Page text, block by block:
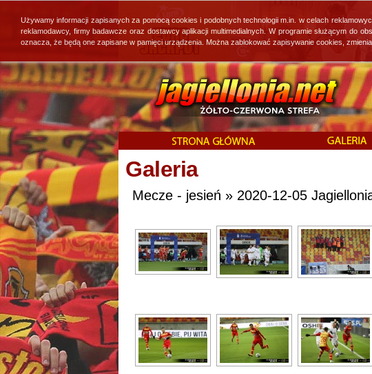
Galeria
Mecze - jesień » 2020-12-05
Używamy informacji zapisanych za pomocą cookies i podobnych technologii m.in. w celach
reklamodawcy, firmy badawcze oraz dostawcy aplikacji multimedialnych. W programie służącym do
oznacza, że będą one zapisane w pamięci urządzenia. Można zablokować zapisywanie cookies,